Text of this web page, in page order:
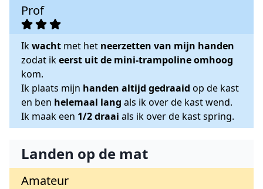
Prof
Ikwacht met het neerzetten van mijn handen
zodat ikeerst uit de mini-trampoline omhoog
kom.
Ik plaats mijn handen altijd gedraaid op de kast
en ben helemaal lang als ik over de kast wend.
Ik maak een 1/2 draai als ik over de kast spring.
Landen op de mat
Amateur